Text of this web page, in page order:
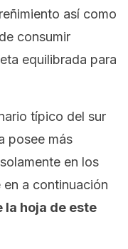
así como
consumir
equilibrada para
típico del sur
posee más
en los
a continuación
la hoja de este